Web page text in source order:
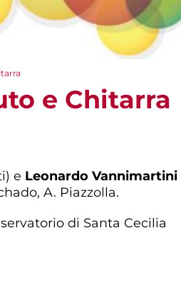
e Chitarra
e Leonardo Vannimartini
A. Piazzolla.
di Santa Cecilia